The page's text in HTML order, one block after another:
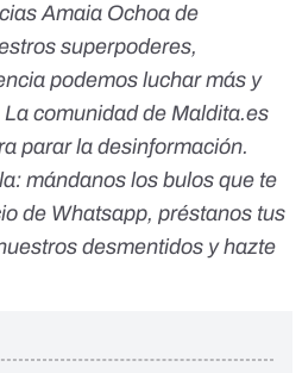
Amaia Ochoa de
superpoderes,
podemos luchar más y
comunidad de Maldita.es
parar la desinformación.
mándanos los bulos que te
de Whatsapp, préstanos tus
desmentidos yhazte